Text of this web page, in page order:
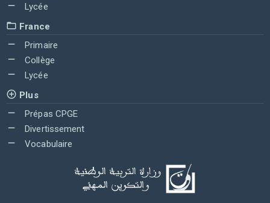
Lycée
France
Primaire
Collège
Lycée
Plus
Prépas CPGE
Divertissement
Vocabulaire